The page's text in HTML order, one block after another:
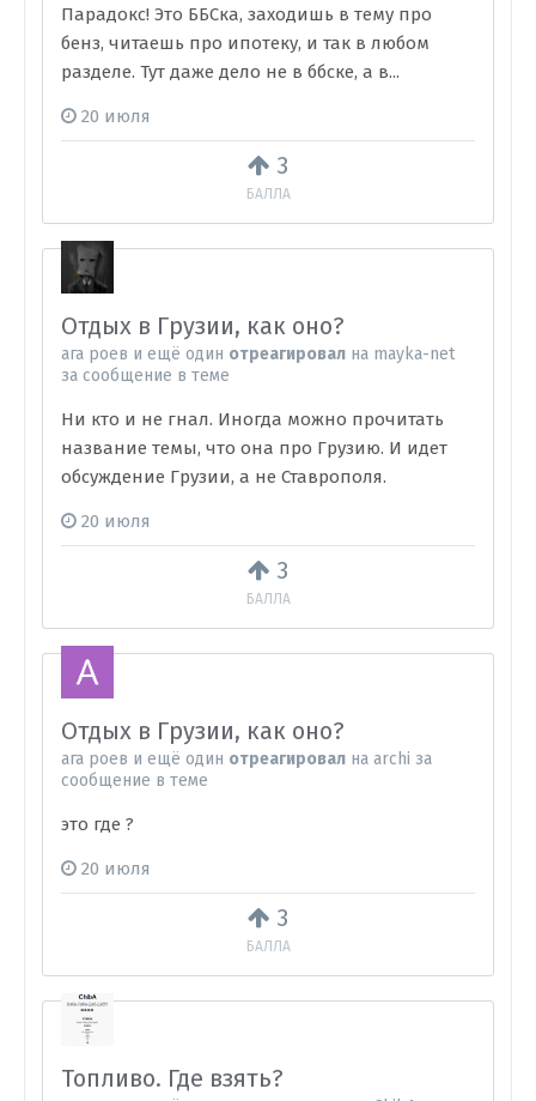
3
БАЛЛА
Парадокс! Это ББСка, заходишь в тему про
бенз, читаешь про ипотеку, и так в любом
разделе. Тут даже дело не в ббске, а в...
20 июля
3
БАЛЛА
Отдых в Грузии, как оно?
ага роев и ещё один отреагировал на mayka-net
за сообщение в теме
Ни кто и не гнал. Иногда можно прочитать
название темы, что она про Грузию. И идет
обсуждение Грузии, а не Ставрополя.
20 июля
3
БАЛЛА
Отдых в Грузии, как оно?
ага роев и ещё один отреагировал на archi за
сообщение в теме
это где ?
20 июля
Топливо. Где взять?